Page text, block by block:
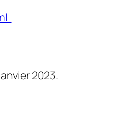
2023.